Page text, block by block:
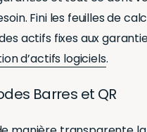
Fini les feuilles de
actifs fixes aux
d’actifs logiciels.
Barres et QR